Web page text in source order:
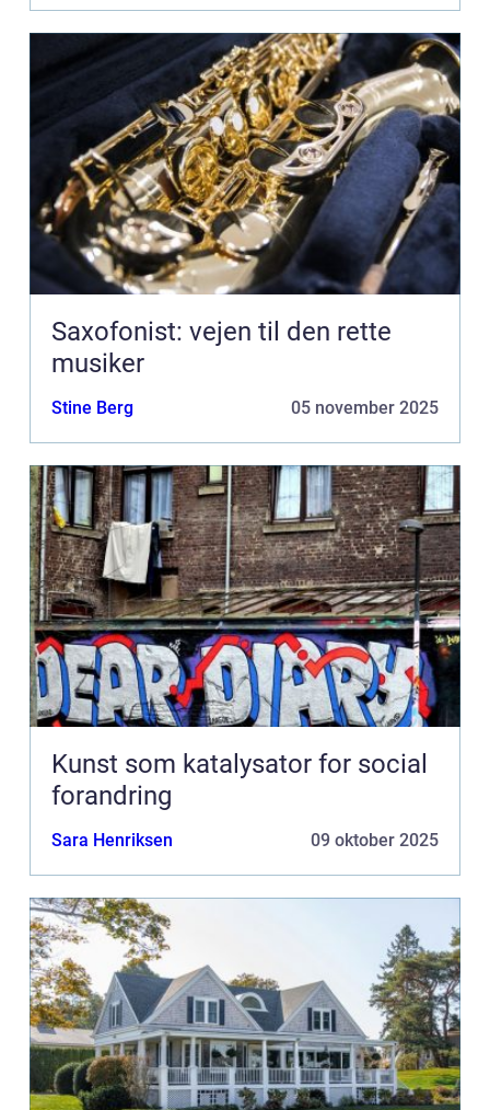
Saxofonist: vejen til den rette
musiker
Stine Berg 05 november 2025
Kunst som katalysator for social
forandring
Sara Henriksen 09 oktober 2025